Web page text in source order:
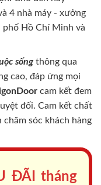
4 nhà máy - xưởng
Hồ Chí Minh và
sốngthông qua
cao, đáp ứng mọi
cam kết đem
đối. Cam kết chất
chăm sóc khách hàng
ĐÃI tháng